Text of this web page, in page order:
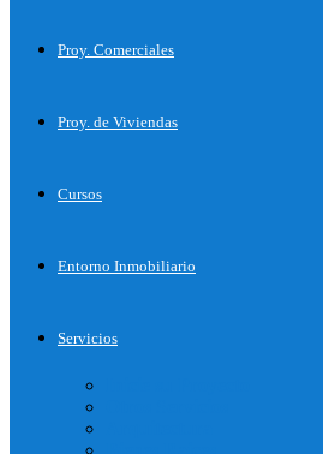
Proy. Comerciales
Proy. de Viviendas
Cursos
Entorno Inmobiliario
Servicios